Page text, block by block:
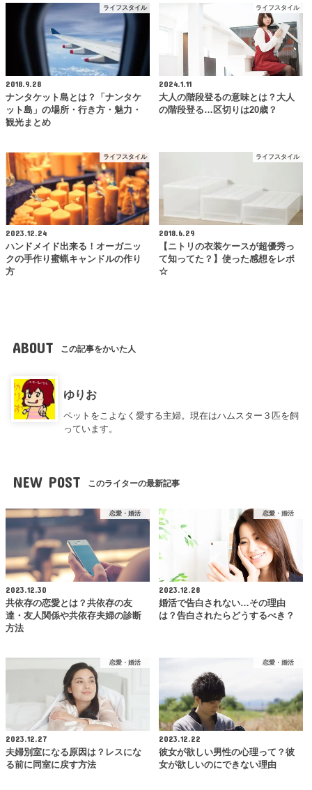
ライフスタイル
2018.9.28
ナンタケット島とは？「ナンタケ
ット島」の場所・行き方・魅力・
観光まとめ
ライフスタイル
2024.1.11
大人の階段登るの意味とは？大人
の階段登る…区切りは20歳？
ライフスタイル
2023.12.24
ハンドメイド出来る！オーガニッ
クの手作り蜜蝋キャンドルの作り
方
ライフスタイル
2018.6.29
【ニトリの衣装ケースが超優秀っ
て知ってた？】使った感想をレポ
☆
ABOUT この記事をかいた人
ゆりお
ペットをこよなく愛する主婦。現在はハムスター３匹を飼
っています。
NEW POST このライターの最新記事
恋愛・婚活
2023.12.30
共依存の恋愛とは？共依存の友
達・友人関係や共依存夫婦の診断
方法
恋愛・婚活
2023.12.28
婚活で告白されない…その理由
は？告白されたらどうするべき？
恋愛・婚活
2023.12.27
夫婦別室になる原因は？レスにな
る前に同室に戻す方法
恋愛・婚活
2023.12.22
彼女が欲しい男性の心理って？彼
女が欲しいのにできない理由